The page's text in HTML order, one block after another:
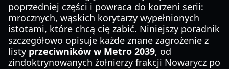
poprzedniej części i powraca do korzeni serii:
mrocznych, wąskich korytarzy wypełnionych
istotami, które chcą cię zabić. Niniejszy poradnik
szczegółowo opisuje każde znane zagrożenie z
listy przeciwników w Metro 2039, od
zindoktrynowanych żołnierzy frakcji Nowarycz po